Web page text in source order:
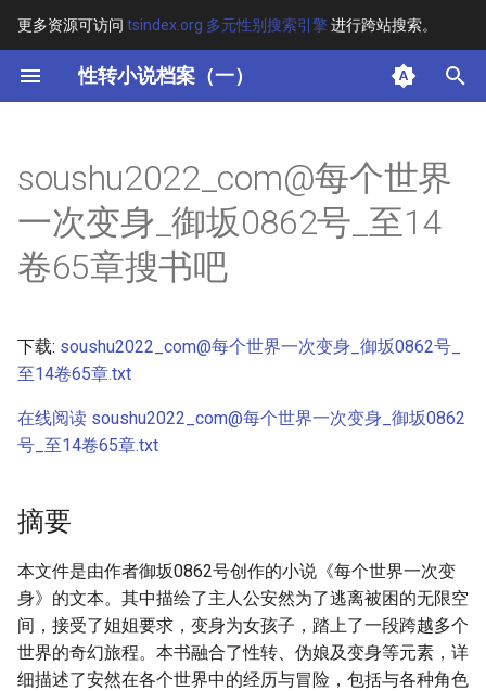
更多资源可访问 tsindex.org 多元性别搜索引擎进行跨站搜索。
性转小说档案（一）
键
开
始
搜
其他信息 [Processed Page
Metadata]
正文
soushu2022_com@每个世界
一次变身_御坂0862号_至14
卷65章搜书吧
下载: soushu2022_com@每个世界一次变身_御坂0862号_
至14卷65章.txt
在线阅读 soushu2022_com@每个世界一次变身_御坂0862
号_至14卷65章.txt
摘要
本文件是由作者御坂0862号创作的小说《每个世界一次变
身》的文本。其中描绘了主人公安然为了逃离被困的无限空
间，接受了姐姐要求，变身为女孩子，踏上了一段跨越多个
世界的奇幻旅程。本书融合了性转、伪娘及变身等元素，详
细描述了安然在各个世界中的经历与冒险，包括与各种角色